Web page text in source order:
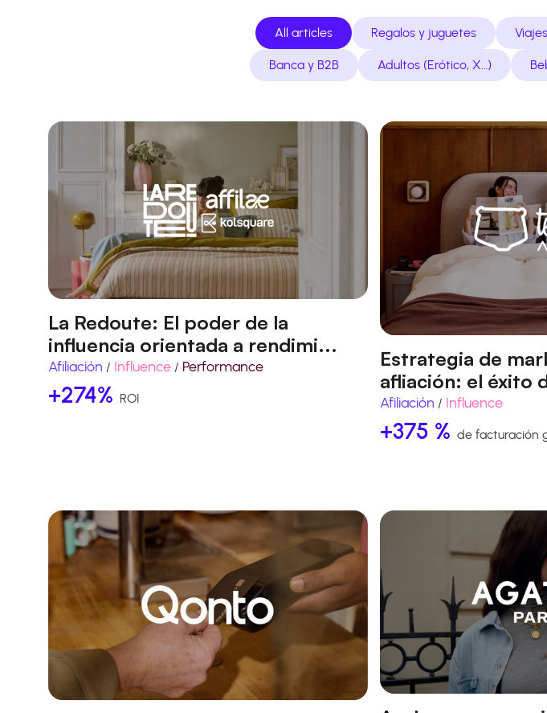
All articles Regalos y juguetes Viajes
Banca y B2B Adultos (Erótico, X…)
La Redoute: El poder de la
influencia orientada a rendimi...
Afiliación / Influence / Performance
+274% ROI
Estrategia de
afliación: el éxito
Afiliación / Influence
+375 % de facturación